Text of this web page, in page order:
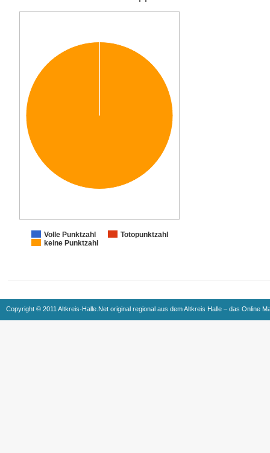
Volle Punktzahl
Totopunktzahl
keine Punktzahl
Copyright © 2011 Altkreis-Halle.Net original regional aus dem Altkreis Halle – das Online